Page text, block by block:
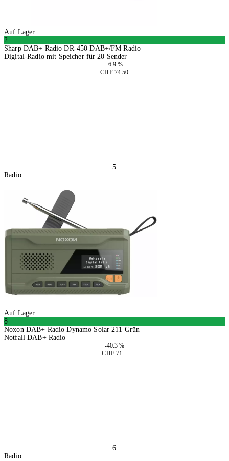
Auf Lager:
2
Sharp DAB+ Radio DR-450 DAB+/FM Radio
Digital-Radio mit Speicher für 20 Sender
-6.9 %
CHF 74.50
5
Radio
Auf Lager:
8
Noxon DAB+ Radio Dynamo Solar 211 Grün
Notfall DAB+ Radio
-40.3 %
CHF 71.–
6
Radio